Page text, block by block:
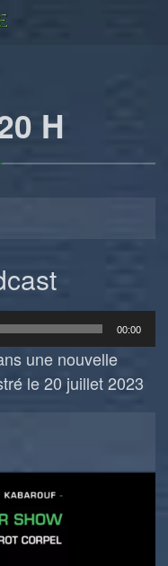
H
00:00
une nouvelle
le 20 juillet 2023